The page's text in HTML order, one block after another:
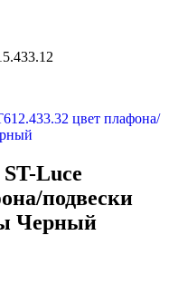
Luce
подвески
Черный